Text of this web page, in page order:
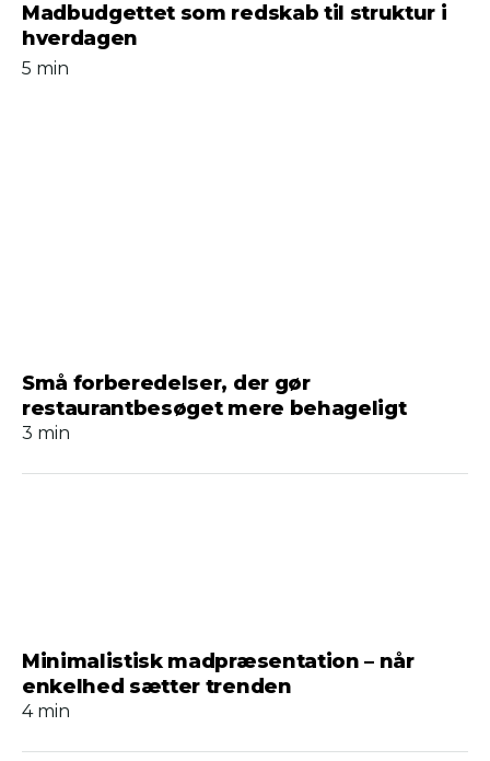
Madbudgettet som redskab til struktur i
hverdagen
5 min
Små forberedelser, der gør
restaurantbesøget mere behageligt
3 min
Minimalistisk madpræsentation – når
enkelhed sætter trenden
4 min